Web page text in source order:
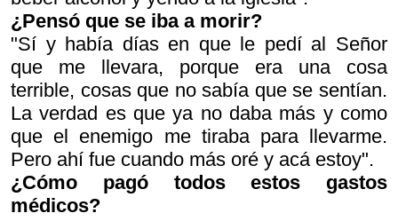
¿Pensó que se iba a morir?
"Sí y había días en que le pedí al Señor
que me llevara, porque era una cosa
terrible, cosas que no sabía que se sentían.
La verdad es que ya no daba más y como
que el enemigo me tiraba para llevarme.
Pero ahí fue cuando más oré y acá estoy".
¿Cómo pagó todos estos gastos
médicos?